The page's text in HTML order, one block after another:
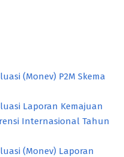
(Monev) P2M Skema
Laporan Kemajuan
Internasional Tahun
(Monev) Laporan